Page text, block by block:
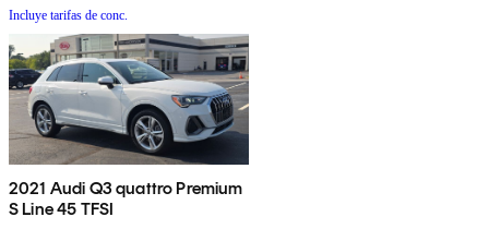
Incluye tarifas de conc.
2021 Audi Q3 quattro Premium
S Line 45 TFSI